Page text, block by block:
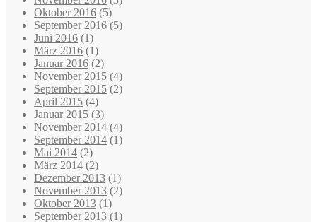
Oktober 2016 (5)
September 2016 (5)
Juni 2016 (1)
März 2016 (1)
Januar 2016 (2)
November 2015 (4)
September 2015 (2)
April 2015 (4)
Januar 2015 (3)
November 2014 (4)
September 2014 (1)
Mai 2014 (2)
März 2014 (2)
Dezember 2013 (1)
November 2013 (2)
Oktober 2013 (1)
September 2013 (1)